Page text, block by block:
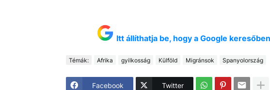
Itt állíthatja be, hogy a Google
Témák: Afrika gyilkosság Külföld Migránsok Spanyolország
Facebook Twitter